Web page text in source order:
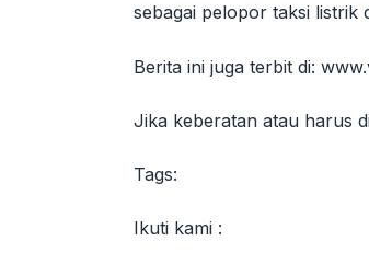
sebagai pelopor taksi listrik
Berita ini juga terbit di:
Jika keberatan atau harus
Tags:
Ikuti kami :